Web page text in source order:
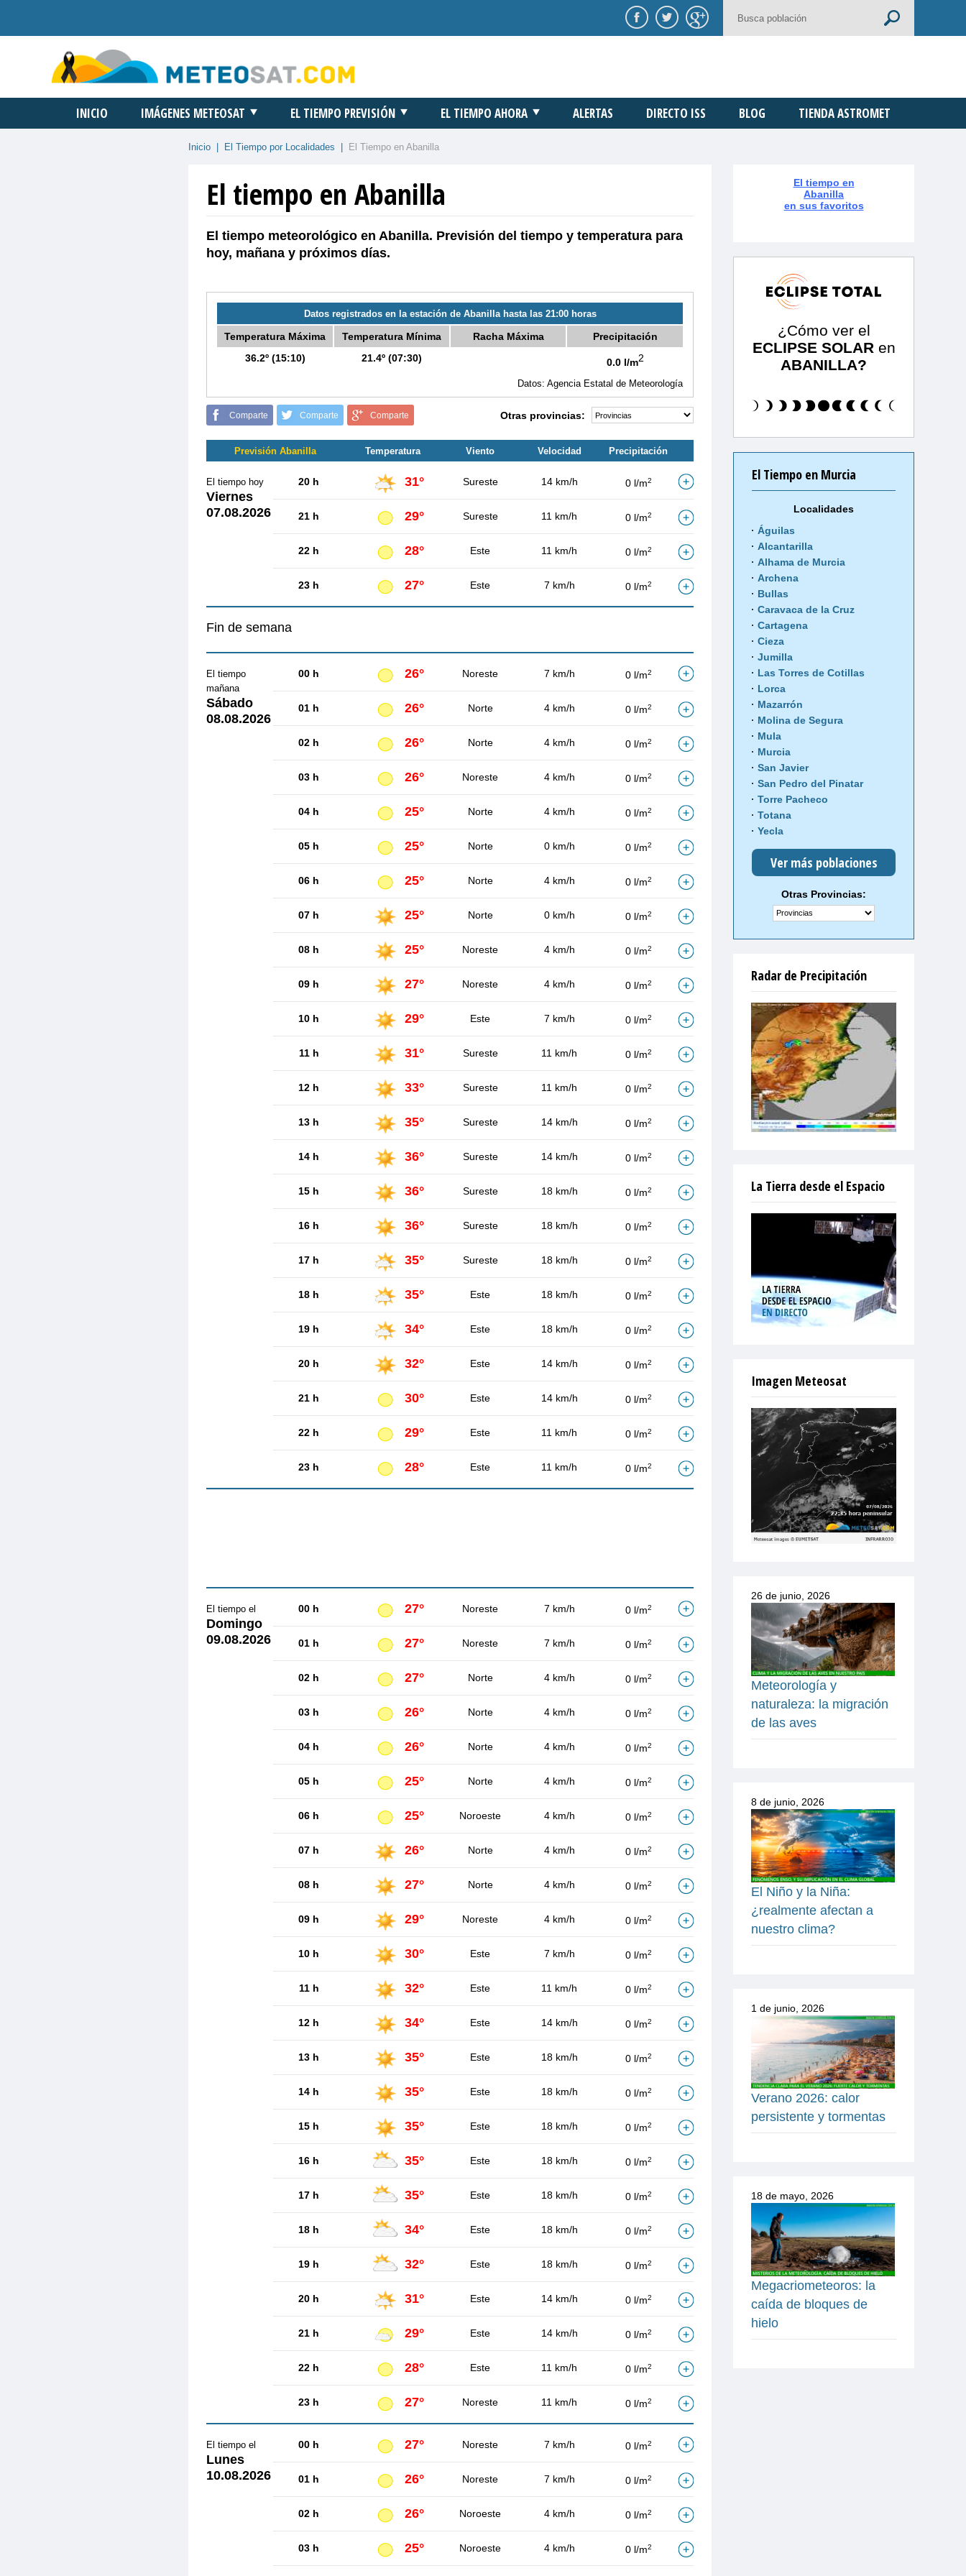
INICIO IMÁGENES METEOSAT EL TIEMPO PREVISIÓN EL TIEMPO AHORA ALERTAS DIRECTO ISS BLOG TIENDA ASTROMET
Inicio El Tiempo por Localidades El Tiempo en Abanilla
El tiempo en Abanilla
El tiempo meteorológico en Abanilla. Previsión del tiempo y temperatura para
hoy, mañana y próximos días.
Datos registrados en la estación de Abanilla hasta las 21:00 horas
Temperatura Máxima
36.2º (15:10)
Temperatura Mínima
21.4º (07:30)
Racha Máxima Precipitación
0.0 l/m2
Datos: Agencia Estatal de Meteorología
Comparte Comparte Comparte Otras provincias:
Previsión Abanilla Temperatura Viento Velocidad Precipitación
El tiempo hoy
Viernes
07.08.2026
20 h 31° Sureste 14 km/h 0 l/m2
21 h 29° Sureste 11 km/h 0 l/m2
22 h 28° Este 11 km/h 0 l/m2
23 h 27° Este 7 km/h 0 l/m2
Fin de semana
El tiempo
mañana
Sábado
08.08.2026
00 h 26° Noreste 7 km/h 0 l/m2
01 h 26° Norte 4 km/h 0 l/m2
02 h 26° Norte 4 km/h 0 l/m2
03 h 26° Noreste 4 km/h 0 l/m2
04 h 25° Norte 4 km/h 0 l/m2
05 h 25° Norte 0 km/h 0 l/m2
06 h 25° Norte 4 km/h 0 l/m2
07 h 25° Norte 0 km/h 0 l/m2
08 h 25° Noreste 4 km/h 0 l/m2
09 h 27° Noreste 4 km/h 0 l/m2
10 h 29° Este 7 km/h 0 l/m2
11 h 31° Sureste 11 km/h 0 l/m2
12 h 33° Sureste 11 km/h 0 l/m2
13 h 35° Sureste 14 km/h 0 l/m2
14 h 36° Sureste 14 km/h 0 l/m2
15 h 36° Sureste 18 km/h 0 l/m2
16 h 36° Sureste 18 km/h 0 l/m2
17 h 35° Sureste 18 km/h 0 l/m2
18 h 35° Este 18 km/h 0 l/m2
19 h 34° Este 18 km/h 0 l/m2
20 h 32° Este 14 km/h 0 l/m2
21 h 30° Este 14 km/h 0 l/m2
22 h 29° Este 11 km/h 0 l/m2
23 h 28° Este 11 km/h 0 l/m2
El tiempo el
Domingo
09.08.2026
00 h 27° Noreste 7 km/h 0 l/m2
01 h 27° Noreste 7 km/h 0 l/m2
02 h 27° Norte 4 km/h 0 l/m2
03 h 26° Norte 4 km/h 0 l/m2
04 h 26° Norte 4 km/h 0 l/m2
05 h 25° Norte 4 km/h 0 l/m2
06 h 25° Noroeste 4 km/h 0 l/m2
07 h 26° Norte 4 km/h 0 l/m2
08 h 27° Norte 4 km/h 0 l/m2
09 h 29° Noreste 4 km/h 0 l/m2
10 h 30° Este 7 km/h 0 l/m2
11 h 32° Este 11 km/h 0 l/m2
12 h 34° Este 14 km/h 0 l/m2
13 h 35° Este 18 km/h 0 l/m2
14 h 35° Este 18 km/h 0 l/m2
15 h 35° Este 18 km/h 0 l/m2
16 h 35° Este 18 km/h 0 l/m2
17 h 35° Este 18 km/h 0 l/m2
18 h 34° Este 18 km/h 0 l/m2
19 h 32° Este 18 km/h 0 l/m2
20 h 31° Este 14 km/h 0 l/m2
21 h 29° Este 14 km/h 0 l/m2
22 h 28° Este 11 km/h 0 l/m2
23 h 27° Noreste 11 km/h 0 l/m2
El tiempo el
Lunes
10.08.2026
00 h 27° Noreste 7 km/h 0 l/m2
01 h 26° Noreste 7 km/h 0 l/m2
02 h 26° Noroeste 4 km/h 0 l/m2
03 h 25° Noroeste 4 km/h 0 l/m2
El tiempo en
Abanilla
en sus favoritos
¿Cómo ver el
ECLIPSE SOLAR en
ABANILLA?
El Tiempo en Murcia
Localidades
Águilas
Alcantarilla
Alhama de Murcia
Archena
Bullas
Caravaca de la Cruz
Cartagena
Cieza
Jumilla
Las Torres de Cotillas
Lorca
Mazarrón
Molina de Segura
Mula
Murcia
San Javier
San Pedro del Pinatar
Torre Pacheco
Totana
Yecla
Ver más poblaciones
Otras Provincias:
Radar de Precipitación
La Tierra desde el Espacio
Imagen Meteosat
26 de junio, 2026
Meteorología y
naturaleza: la migración
de las aves
8 de junio, 2026
El Niño y la Niña:
¿realmente afectan a
nuestro clima?
1 de junio, 2026
Verano 2026: calor
persistente y tormentas
18 de mayo, 2026
Megacriometeoros: la
caída de bloques de
hielo